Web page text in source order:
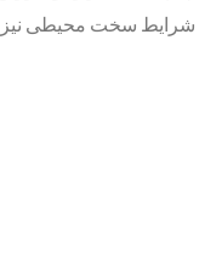
شرایط سخت محیطی نیز